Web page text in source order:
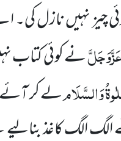
چیز نہیں نازل
عَزَّوَجَلَّنے کوئی کتاب
وَالسَّلَاملے کر آئے
الگ کاغذ بنالیے